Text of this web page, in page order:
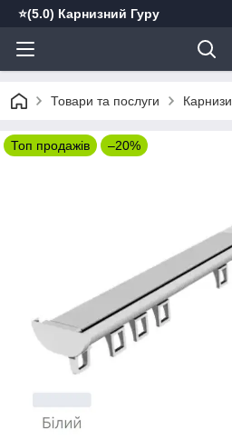
⭐️(5.0) Карнизний Гуру
Товари та послуги
Топ продажів –20%